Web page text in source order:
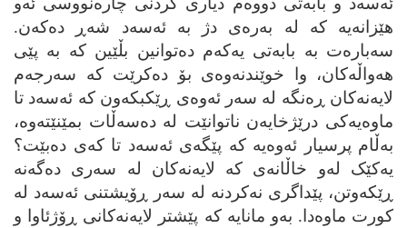
هێزانه‌یه‌ که‌ له‌ به‌ره‌ی دژ به‌ ئه‌سه‌د شه‌ڕ ده‌که‌ن.
سه‌باره‌ت به‌ بابه‌تی یه‌که‌م ده‌توانین بڵێین که‌ به‌ پێی
هه‌واڵه‌کان، وا خوێندنه‌وه‌ی بۆ ده‌کرێت که‌ سه‌رجه‌م
لایه‌نه‌کان ڕه‌نگه‌ له‌ سه‌ر ئه‌وه‌ی ڕێکبکه‌ون که‌ ئه‌سه‌د تا
ماوه‌یه‌کی درێژخایه‌ن ناتوانێت له‌ ده‌سه‌ڵات بمێنێته‌وه‌،
به‌ڵام پرسیار ئه‌وه‌یه‌ که‌ پێگه‌ی ئه‌سه‌د تا که‌ی ده‌بێت؟
یه‌کێک له‌و خاڵانه‌ی که‌ لایه‌نه‌کان له‌ سه‌ری ده‌گه‌نه‌
ڕێکه‌وتن، پێداگری نه‌کردنه‌ له‌ سه‌ر ڕۆیشتنی ئه‌سه‌د له‌
کورت ماوه‌دا. به‌و مانایه‌ که‌ پێشتر لایه‌نه‌کانی ڕۆژئاوا و